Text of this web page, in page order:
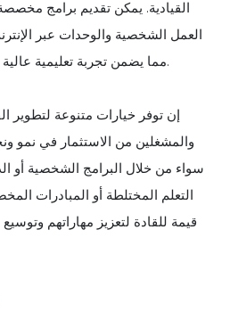
القيادية. يمكن تقديم برامج
العمل الشخصية والوحدات عبر
مما يضمن تجربة تعليمية عالية الاستهداف وذات صلة للقادة.
إن توفر خيارات متنوعة لتطوير
والمشغلين من الاستثمار في نمو
سواء من خلال البرامج الشخصية أو
التعلم المختلطة أو المبادرات
قيمة للقادة لتعزيز مهاراتهم